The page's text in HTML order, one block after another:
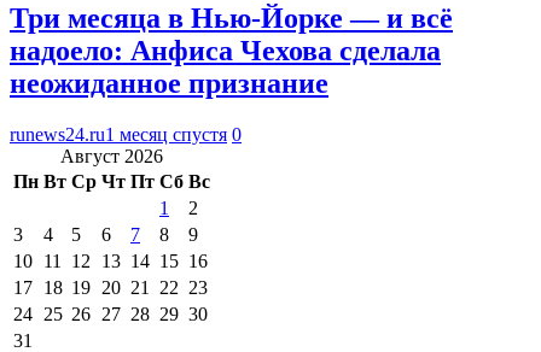
Три месяца в Нью-Йорке — и всё
надоело: Анфиса Чехова сделала
неожиданное признание
runews24.ru1 месяц спустя 0
Август 2026
Пн Вт Ср Чт Пт Сб Вс
1
2
3
4 5 6 7 8
9
10 11 12 13 14 15 16
17 18 19 20 21 22 23
24 25 26 27 28 29 30
31